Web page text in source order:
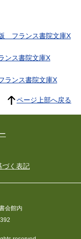
フランス書院文庫X
ス書院文庫X
ンス書院文庫X
ページ上部へ戻る
づく表記
会館内